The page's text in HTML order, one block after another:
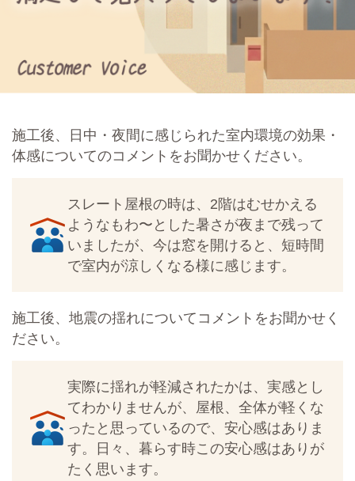
施工後、日中・夜間に感じられた室内環境の効果・
体感についてのコメントをお聞かせください。
スレート屋根の時は、2階はむせかえる
ようなもわ〜とした暑さが夜まで残って
いましたが、今は窓を開けると、短時間
で室内が涼しくなる様に感じます。
施工後、地震の揺れについてコメントをお聞かせく
ださい。
実際に揺れが軽減されたかは、実感とし
てわかりませんが、屋根、全体が軽くな
ったと思っているので、安心感はありま
す。日々、暮らす時この安心感はありが
たく思います。